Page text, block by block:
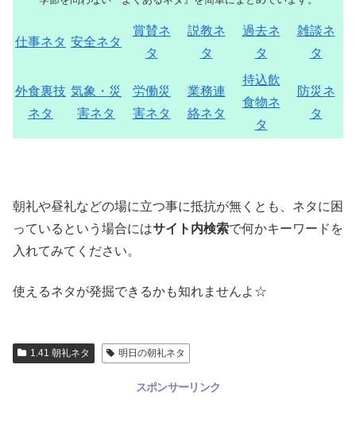
仕事ネタ 安全ネタ
賞賛ネ
タ
説教ネ
タ
過去ネ
タ
雑談ネ
タ
外食裏技
ネタ
気象・災
害ネタ
労働災
害ネタ
業務連
絡ネタ
持込飲
食物ネ
タ
防災ネ
タ
朝礼や昼礼などの場に立つ事に抵抗が無くとも、ネタに困
っているという場合にはサイト内検索で何かキーワードを
入れてみてください。
使えるネタが発掘できるかも知れませんよ☆
1.41 朝礼ネタ 明日の朝礼ネタ
スポンサーリンク